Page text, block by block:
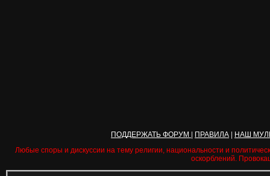
ПОДДЕРЖАТЬ ФОРУМ ПРАВИЛА
НАШ
Любые споры и дискуссии на тему религии, национальности и
оскорблений.